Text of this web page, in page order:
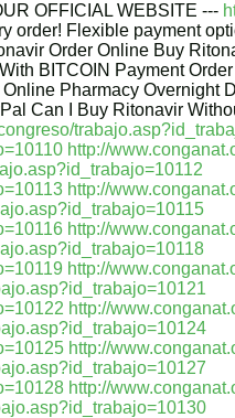
OFFICIAL WEBSITE ---
Flexible payment
Order Online Buy
BITCOIN Payment
Pharmacy Overnight
Can I Buy Ritonavir
http://
http://
http://
http://
http://
http://
http://